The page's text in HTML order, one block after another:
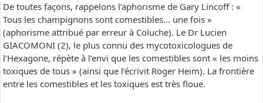
De toutes façons, rappelons l’aphorisme de Gary Lincoff : «
Tous les champignons sont comestibles… une fois »
(aphorisme attribué par erreur à Coluche). Le Dr Lucien
GIACOMONI (2), le plus connu des mycotoxicologues de
l’Hexagone, répète à l’envi que les comestibles sont « les moins
toxiques de tous » (ainsi que l’écrivit Roger Heim). La frontière
entre les comestibles et les toxiques est très floue.